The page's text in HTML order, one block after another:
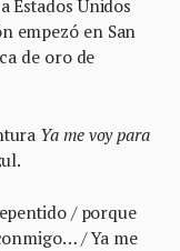
Estados Unidos
empezó en San
de oro de
Ya me voy para
/ porque
/ Ya me